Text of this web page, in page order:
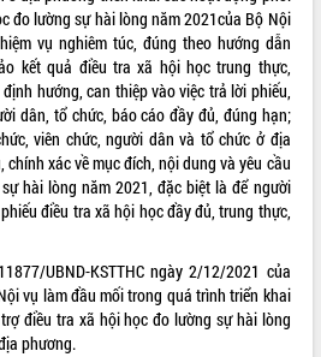
đo lường sự hài lòng năm 2021của Bộ Nội
vụ nghiêm túc, đúng theo hướng dẫn
kết quả điều tra xã hội học trung thực,
hướng, can thiệp vào việc trả lời phiếu,
dân, tổ chức, báo cáo đầy đủ, đúng hạn;
viên chức, người dân và tổ chức ở địa
xác về mục đích, nội dung và yêu cầu
hài lòng năm 2021, đặc biệt là để người
điều tra xã hội học đầy đủ, trung thực,
UBND-KSTTHC ngày 2/12/2021 của
vụ làm đầu mối trong quá trình triển khai
điều tra xã hội học đo lường sự hài lòng
phương.